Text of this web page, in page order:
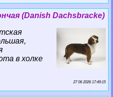
(Danish Dachsbracke)
в холке
27 06 2026 17:49:15